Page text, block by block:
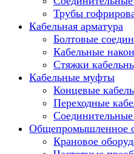
Трубы
Кабельная арматура
Болтовые
Кабельные
Стяжки
Кабельные муфты
Концевые
Переходные
Общепромышленное
Крановое